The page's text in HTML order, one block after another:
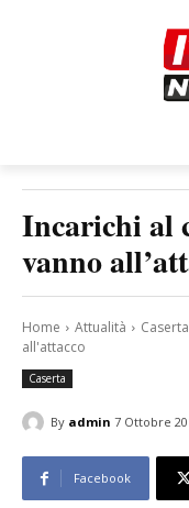
Incarichi al
vanno
Home Attualità Caserta
all'attacco
Caserta
By admin 7 Ottobre
Facebook